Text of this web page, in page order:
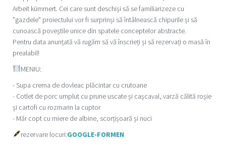
Arbeit kümmert. Cei care sunt deschiși să se familiarizeze cu
"gazdele" proiectului vor fi surprinși să întâlnească chipurile și să
cunoască poveștile unice din spatele conceptelor abstracte.
Pentru data anunțată vă rugăm să vă înscrieți și să rezervați o masă în
prealabil!
MENIU:
- Supa crema de dovleac plăcintar cu crutoane
- Cotlet de porc umplut cu prune uscate și cașcaval, varză călită roșie
și cartofi cu rozmarin la cuptor
- Măr copt cu miere de albine, scorțișoară și nuci
rezervare locuri:GOOGLE-FORMEN